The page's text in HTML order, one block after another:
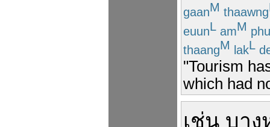
gaanM thaawng
euunL amM
thaangM lakL
"Tourism
which had
เช่น บาง